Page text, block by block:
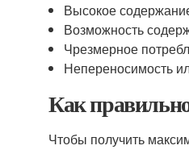
Высокое
Возможность
Чрезмерное
Непереносимость
Как
Чтобы получить